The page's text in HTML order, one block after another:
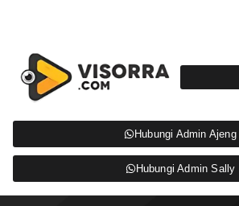
Hubungi Admin Ajeng
Hubungi Admin Sally